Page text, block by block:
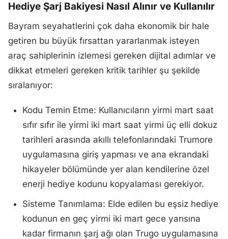
Hediye Şarj Bakiyesi Nasıl Alınır ve Kullanılır
Bayram seyahatlerini çok daha ekonomik bir hale
getiren bu büyük fırsattan yararlanmak isteyen
araç sahiplerinin izlemesi gereken dijital adımlar ve
dikkat etmeleri gereken kritik tarihler şu şekilde
sıralanıyor:
Kodu Temin Etme: Kullanıcıların yirmi mart saat
sıfır sıfır ile yirmi iki mart saat yirmi üç elli dokuz
tarihleri arasında akıllı telefonlarındaki Trumore
uygulamasına giriş yapması ve ana ekrandaki
hikayeler bölümünde yer alan kendilerine özel
enerji hediye kodunu kopyalaması gerekiyor.
Sisteme Tanımlama: Elde edilen bu eşsiz hediye
kodunun en geç yirmi iki mart gece yarısına
kadar firmanın şarj ağı olan Trugo uygulamasına